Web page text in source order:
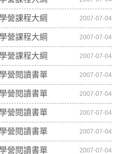
營課程大綱 2007-07-04
營課程大綱 2007-07-04
營課程大綱 2007-07-04
營閱讀書單 2007-07-04
營閱讀書單 2007-07-04
營閱讀書單 2007-07-04
營閱讀書單 2007-07-04
營閱讀書單 2007-07-04